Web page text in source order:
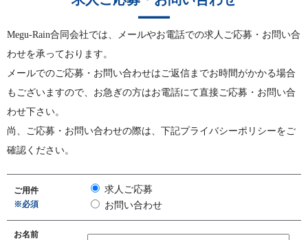
Megu-Rain合同会社では、メールやお電話での求人ご応募・お問い合
わせを承っております。
メールでのご応募・お問い合わせはご返信までお時間がかかる場合
もございますので、お急ぎの方はお電話にて直接ご応募・お問い合
わせ下さい。
尚、ご応募・お問い合わせの際は、下記プライバシーポリシーをご
確認ください。
ご用件
※必須
求人ご応募
お問い合わせ
お名前